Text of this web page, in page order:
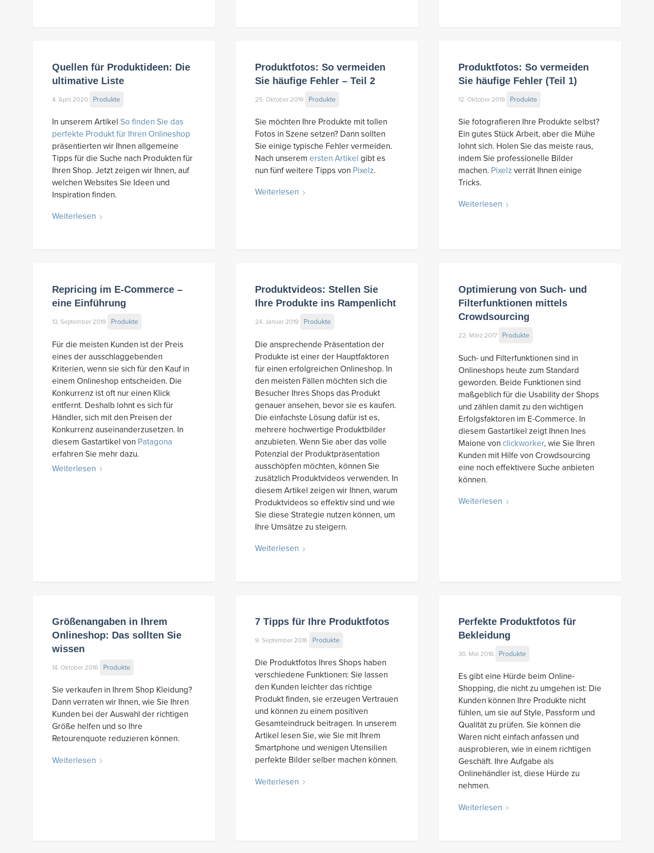
Quellen für Produktideen: Die
ultimative Liste
4. April 2020 Produkte
In unserem Artikel So finden Sie das
perfekte Produkt für Ihren Onlineshop
präsentierten wir Ihnen allgemeine
Tipps für die Suche nach Produkten für
Ihren Shop. Jetzt zeigen wir Ihnen, auf
welchen Websites Sie Ideen und
Inspiration finden.
Weiterlesen
Produktfotos: So vermeiden
Sie häufige Fehler – Teil 2
25. Oktober 2019 Produkte
Sie möchten Ihre Produkte mit tollen
Fotos in Szene setzen? Dann sollten
Sie einige typische Fehler vermeiden.
Nach unseremersten Artikel gibt es
nun fünf weitere Tipps von Pixelz.
Weiterlesen
Produktfotos: So vermeiden
Sie häufige Fehler (Teil 1)
12. Oktober 2019 Produkte
Sie fotografieren Ihre Produkte selbst?
Ein gutes Stück Arbeit, aber die Mühe
lohnt sich. Holen Sie das meiste raus,
indem Sie professionelle Bilder
machen. Pixelz verrät Ihnen einige
Tricks.
Weiterlesen
Repricing im E-Commerce –
eine Einführung
13. September 2019 Produkte
Für die meisten Kunden ist der Preis
eines der ausschlaggebenden
Kriterien, wenn sie sich für den Kauf in
einem Onlineshop entscheiden. Die
Konkurrenz ist oft nur einen Klick
entfernt. Deshalb lohnt es sich für
Händler, sich mit den Preisen der
Konkurrenz auseinanderzusetzen. In
diesem Gastartikel von Patagona
erfahren Sie mehr dazu.
Weiterlesen
Produktvideos: Stellen Sie
Ihre Produkte ins Rampenlicht
24. Januar 2019 Produkte
Die ansprechende Präsentation der
Produkte ist einer der Hauptfaktoren
für einen erfolgreichen Onlineshop. In
den meisten Fällen möchten sich die
Besucher Ihres Shops das Produkt
genauer ansehen, bevor sie es kaufen.
Die einfachste Lösung dafür ist es,
mehrere hochwertige Produktbilder
anzubieten. Wenn Sie aber das volle
Potenzial der Produktpräsentation
ausschöpfen möchten, können Sie
zusätzlich Produktvideos verwenden. In
diesem Artikel zeigen wir Ihnen, warum
Produktvideos so effektiv sind und wie
Sie diese Strategie nutzen können, um
Ihre Umsätze zu steigern.
Weiterlesen
Optimierung von Such- und
Filterfunktionen mittels
Crowdsourcing
22. März 2017 Produkte
Such- und Filterfunktionen sind in
Onlineshops heute zum Standard
geworden. Beide Funktionen sind
maßgeblich für die Usability der Shops
und zählen damit zu den wichtigen
Erfolgsfaktoren im E-Commerce. In
diesem Gastartikel zeigt Ihnen Ines
Maione von clickworker, wie Sie Ihren
Kunden mit Hilfe von Crowdsourcing
eine noch effektivere Suche anbieten
können.
Weiterlesen
Größenangaben in Ihrem
Onlineshop: Das sollten Sie
wissen
14. Oktober 2016 Produkte
Sie verkaufen in Ihrem Shop Kleidung?
Dann verraten wir Ihnen, wie Sie Ihren
Kunden bei der Auswahl der richtigen
Größe helfen und so Ihre
Retourenquote reduzieren können.
Weiterlesen
7 Tipps für Ihre Produktfotos
9. September 2016 Produkte
Die Produktfotos Ihres Shops haben
verschiedene Funktionen: Sie lassen
den Kunden leichter das richtige
Produkt finden, sie erzeugen Vertrauen
und können zu einem positiven
Gesamteindruck beitragen. In unserem
Artikel lesen Sie, wie Sie mit Ihrem
Smartphone und wenigen Utensilien
perfekte Bilder selber machen können.
Weiterlesen
Perfekte Produktfotos für
Bekleidung
30. Mai 2016 Produkte
Es gibt eine Hürde beim Online-
Shopping, die nicht zu umgehen ist: Die
Kunden können Ihre Produkte nicht
fühlen, um sie auf Style, Passform und
Qualität zu prüfen. Sie können die
Waren nicht einfach anfassen und
ausprobieren, wie in einem richtigen
Geschäft. Ihre Aufgabe als
Onlinehändler ist, diese Hürde zu
nehmen.
Weiterlesen